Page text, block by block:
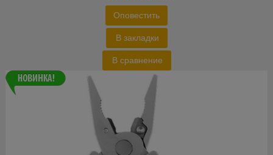
Оповестить
В закладки
В сравнение